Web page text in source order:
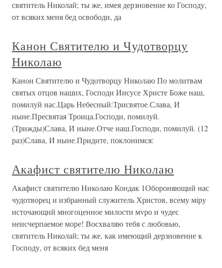
святитель Николай; ты же, имея дерзновение ко Господу,
от всяких меня бед освободи, да
Канон Святителю и Чудотворцу
Николаю
Канон Святителю и Чудотворцу Николаю По молитвам
святых отцов наших, Господи Иисусе Христе Боже наш,
помилуй нас.Царь Небесный:Трисвятое.Слава, И
ныне.Пресвятая Троица.Господи, помилуй.
(Трижды)Слава, И ныне.Отче наш.Господи, помилуй. (12
раз)Слава, И ныне.Придите, поклонимся:
Акафист святителю Николаю
Акафист святителю Николаю Кондак 1Обороняющий нас
чудотворец и избранный служитель Христов, всему мiру
источающий многоценное милости мvро и чудес
неисчерпаемое море! Восхваляю тебя с любовью,
святитель Николай; ты же, как имеющий дерзновение к
Господу, от всяких бед меня